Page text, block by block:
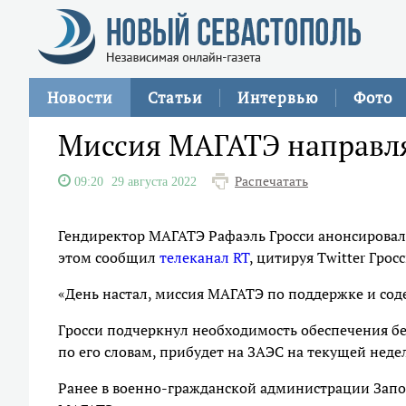
Новости Статьи Интервью Фото
Миссия МАГАТЭ
09:20 29 августа 2022 Распечатать
Гендиректор МАГАТЭ Рафаэль Гросси
этом сообщил телеканал RT, цитируя Twitter
«День настал, миссия МАГАТЭ по поддержке и
Гросси подчеркнул необходимость обеспечения
по его словам, прибудет на ЗАЭС на текущей
Ранее в военно-гражданской администрации